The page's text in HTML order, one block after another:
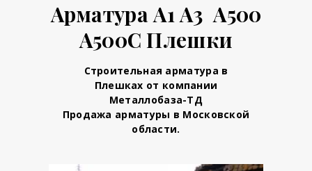
Арматура А1 А3 А500
А500С Плешки
Строительная арматура в
Плешках от компании
Металлобаза-ТД
Продажа арматуры в Московской
области.